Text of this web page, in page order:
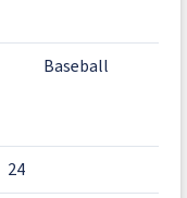
Baseball
24